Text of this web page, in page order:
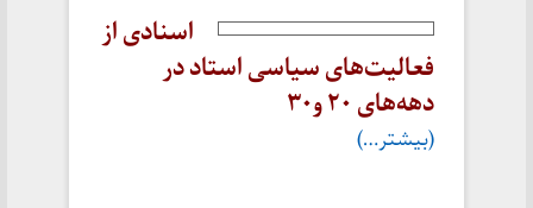
اسنادی از
فعالیت‌های سیاسی استاد در
دهه‌های ۲۰ و۳۰
(بیشتر…)